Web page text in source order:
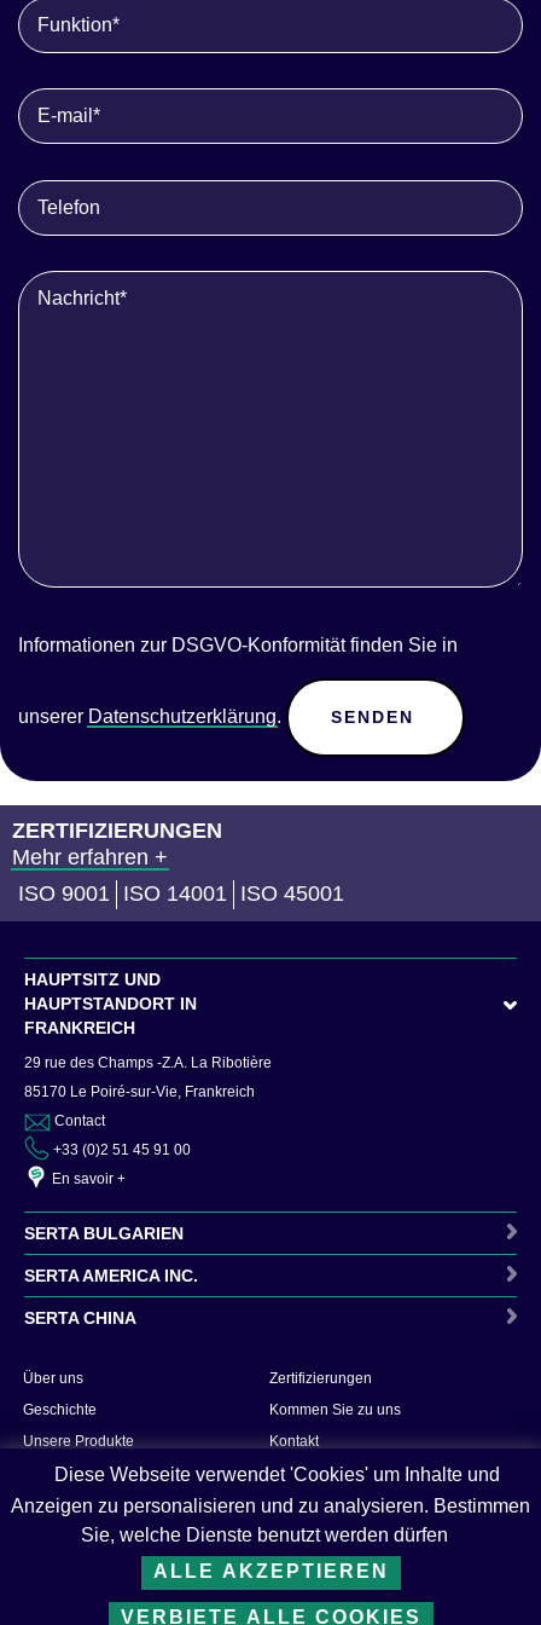
Informationen zur DSGVO-Konformität finden Sie in
unserer Datenschutzerklärung.
ZERTIFIZIERUNGEN
Mehr erfahren +
ISO 9001 ISO 14001 ISO 45001
HAUPTSITZ UND
HAUPTSTANDORT IN
FRANKREICH
29 rue des Champs -Z.A. La Ribotière
85170 Le Poiré-sur-Vie, Frankreich
Contact
+33 (0)2 51 45 91 00
En savoir +
SERTA BULGARIEN
En savoir +
SERTA AMERICA INC.
SERTA CHINA
Contact
En savoir +
Über uns
Geschichte
Unsere Produkte
Dienstleistungen
Forschung & Entwicklung
Sicherheit & Qualität
Soziale Verantwortung von
Zertifizierungen
Kommen Sie zu uns
Kontakt
Diese Webseite verwendet 'Cookies' um Inhalte und
Anzeigen zu personalisieren und zu analysieren. Bestimmen
Sie, welche Dienste benutzt werden dürfen
ALLE AKZEPTIEREN
VERBIETE ALLE COOKIES